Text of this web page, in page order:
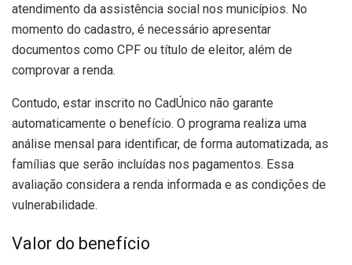
atendimento da assistência social nos municípios. No
momento do cadastro, é necessário apresentar
documentos como CPF ou título de eleitor, além de
comprovar a renda.
Contudo, estar inscrito no CadÚnico não garante
automaticamente o benefício. O programa realiza uma
análise mensal para identificar, de forma automatizada, as
famílias que serão incluídas nos pagamentos. Essa
avaliação considera a renda informada e as condições de
vulnerabilidade.
Valor do benefício